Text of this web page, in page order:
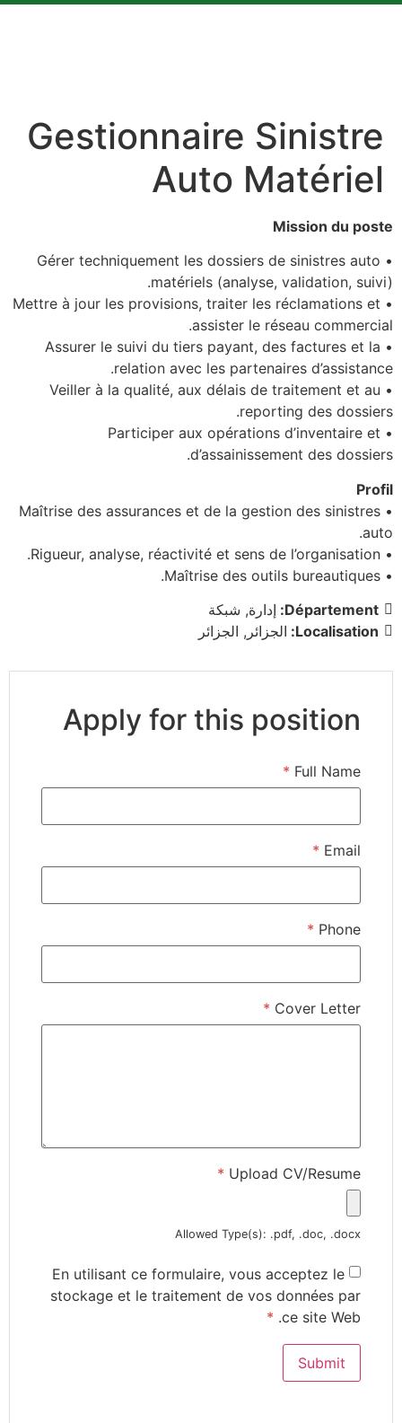
Gestionnaire Sinistre
Auto Matériel
Mission du poste
• Gérer techniquement les dossiers de sinistres auto
matériels (analyse, validation, suivi).
• Mettre à jour les provisions, traiter les réclamations et
assister le réseau commercial.
• Assurer le suivi du tiers payant, des factures et la
relation avec les partenaires d’assistance.
• Veiller à la qualité, aux délais de traitement et au
reporting des dossiers.
• Participer aux opérations d’inventaire et
d’assainissement des dossiers.
Profil
• Maîtrise des assurances et de la gestion des sinistres
auto.
• Rigueur, analyse, réactivité et sens de l’organisation.
• Maîtrise des outils bureautiques.
Département: إدارة شبكة
Localisation: الجزائر الجزائر
Apply for this position
Full Name
*
Email
*
Phone
*
Cover Letter
*
Upload CV/Resume
*
Allowed Type(s): .pdf, .doc, .docx
En utilisant ce formulaire, vous acceptez le
stockage et le traitement de vos données par
ce site Web.
*